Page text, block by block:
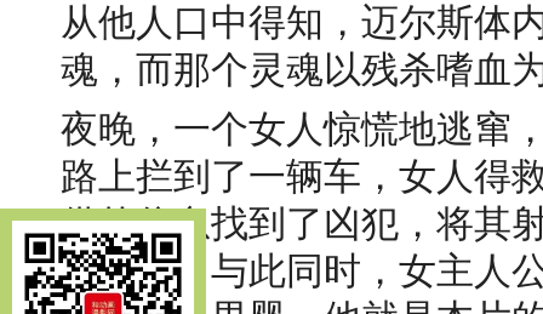
从他人口中得知，迈尔斯体
魂，而那个灵魂以残杀嗜
夜晚，一个女人惊慌地逃窜
路上拦到了一辆车，女人得
供的信息找到了凶犯，将其
为诡异。与此同时，女主人